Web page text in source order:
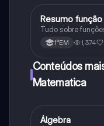
Matematica
Resumo
Tudo sobre
1°EM 1,374
Conteúdos
Matematica
Matematica
Álgebra